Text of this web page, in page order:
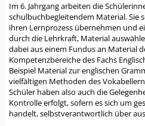
Im 6. Jahrgang arbeiten die
schulbuchbegleitendem Material. Sie
ihren Lernprozess übernehmen und
durch die Lehrkraft, Material
dabei aus einem Fundus an Material
Kompetenzbereiche des Fachs
Beispiel Material zur englischen
vielfältigen Methoden des
Schüler haben also auch die
Kontrolle erfolgt, sofern es sich um
handelt, selbstverantwortlich über